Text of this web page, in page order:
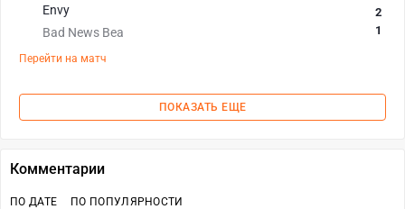
Envy
Bad News Bea
2
1
Перейти на матч
ПОКАЗАТЬ ЕЩЕ
Комментарии
ПО ДАТЕ ПО ПОПУЛЯРНОСТИ